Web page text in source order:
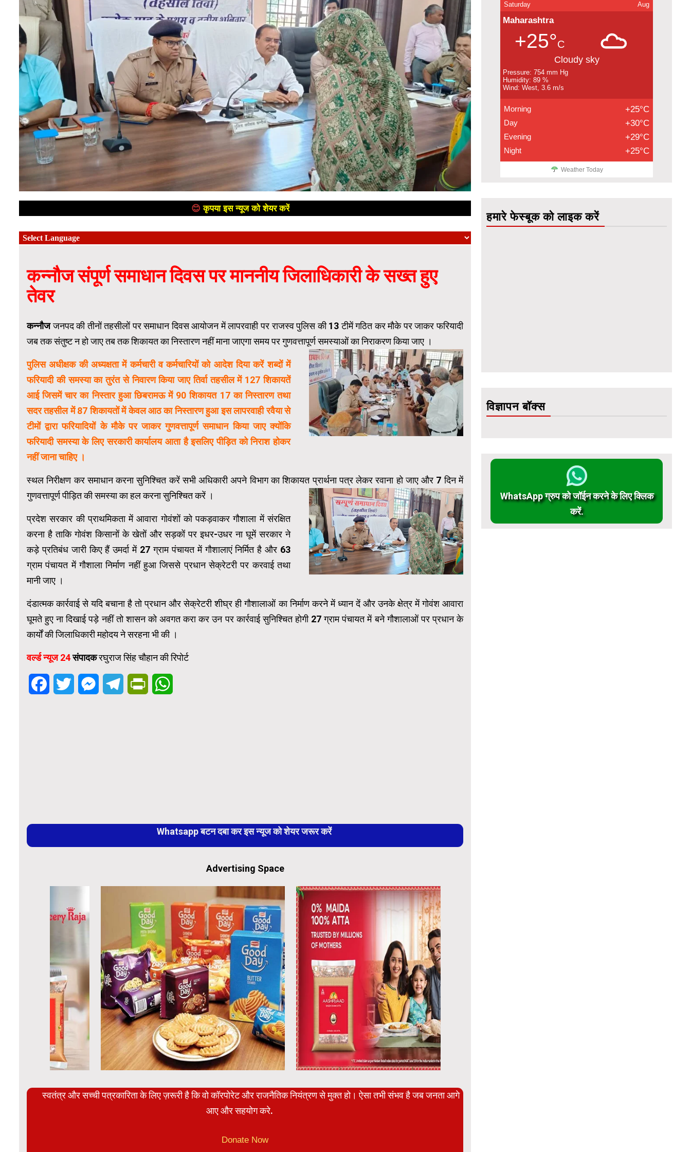
😊 कृपया इस न्यूज को शेयर करें
कन्नौज संपूर्ण समाधान दिवस पर माननीय जिलाधिकारी के सख्त हुए
तेवर
कन्नौजजनपद की तीनों तहसीलों पर समाधान दिवस आयोजन में लापरवाही पर राजस्व पुलिस की 13 टीमें गठित कर मौके पर जाकर फरियादी
जब तक संतुष्ट न हो जाए तब तक शिकायत का निस्तारण नहीं माना जाएगा समय पर गुणवत्तापूर्ण समस्याओं का निराकरण किया जाए ।
पुलिस अधीक्षक की अध्यक्षता में कर्मचारी व कर्मचारियों को आदेश दिया करें शब्दों में
फरियादी की समस्या का तुरंत से निवारण किया जाए तिर्वा तहसील में 127 शिकायतें
आई जिसमें चार का निस्तार हुआ छिबरामऊ में 90 शिकायत 17 का निस्तारण तथा
सदर तहसील में 87 शिकायतों में केवल आठ का निस्तारण हुआ इस लापरवाही रवैया से
टीमों द्वारा फरियादियों के मौके पर जाकर गुणवत्तापूर्ण समाधान किया जाए क्योंकि
फरियादी समस्या के लिए सरकारी कार्यालय आता है इसलिए पीड़ित को निराश होकर
नहीं जाना चाहिए ।
स्थल निरीक्षण कर समाधान करना सुनिश्चित करें सभी अधिकारी अपने विभाग का शिकायत प्रार्थना पत्र लेकर रवाना हो जाए और 7 दिन में
गुणवत्तापूर्ण पीड़ित की समस्या का हल करना सुनिश्चित करें ।
प्रदेश सरकार की प्राथमिकता में आवारा गोवंशों को पकड़वाकर गौशाला में संरक्षित
करना है ताकि गोवंश किसानों के खेतों और सड़कों पर इधर-उधर ना घूमें सरकार ने
कड़े प्रतिबंध जारी किए हैं उमर्दा में 27 ग्राम पंचायत में गौशालाएं निर्मित है और 63
ग्राम पंचायत में गौशाला निर्माण नहीं हुआ जिससे प्रधान सेक्रेटरी पर करवाई तथा
मानी जाए ।
दंडात्मक कार्रवाई से यदि बचाना है तो प्रधान और सेक्रेटरी शीघ्र ही गौशालाओं का निर्माण करने में ध्यान दें और उनके क्षेत्र में गोवंश आवारा
घूमते हुए ना दिखाई पड़े नहीं तो शासन को अवगत करा कर उन पर कार्रवाई सुनिश्चित होगी 27 ग्राम पंचायत में बने गौशालाओं पर प्रधान के
कार्यों की जिलाधिकारी महोदय ने सरहना भी की ।
वर्ल्ड न्यूज 24संपादकरघुराज सिंह चौहान की रिपोर्ट
FacebookTwitter MessengerTelegramPrintFriendly
Whatsapp बटन दबा कर इस न्यूज को शेयर जरूर करें
Advertising Space
स्वतंत्र और सच्ची पत्रकारिता के लिए ज़रूरी है कि वो कॉरपोरेट और राजनैतिक नियंत्रण से मुक्त हो। ऐसा तभी संभव है जब जनता आगे
आए और सहयोग करे.
Donate Now
Saturday Aug
Maharashtra
+25°C
Cloudy sky
Pressure: 754 mm Hg
Humidity: 89 %
Wind: West, 3.6 m/s
Morning +25°C
Day +30°C
Evening +29°C
Night +25°C
Weather Today
हमारे फेस्बूक को लाइक करें
विज्ञापन बॉक्स
WhatsApp ग्रुप को जॉईन करने के लिए क्लिक
करें.